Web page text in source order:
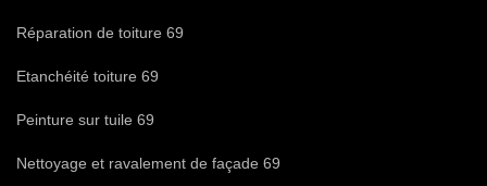
Réparation de toiture 69
Etanchéité toiture 69
Peinture sur tuile 69
Nettoyage et ravalement de façade 69